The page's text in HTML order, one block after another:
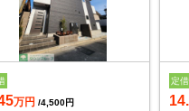
万円 /4,500円
定借